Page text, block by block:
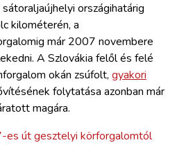
országihatárig
kilométerén, a
már 2007 novembere
A Szlovákia felől és felé
okán zsúfolt, gyakori
folytatása azonban már
magára.